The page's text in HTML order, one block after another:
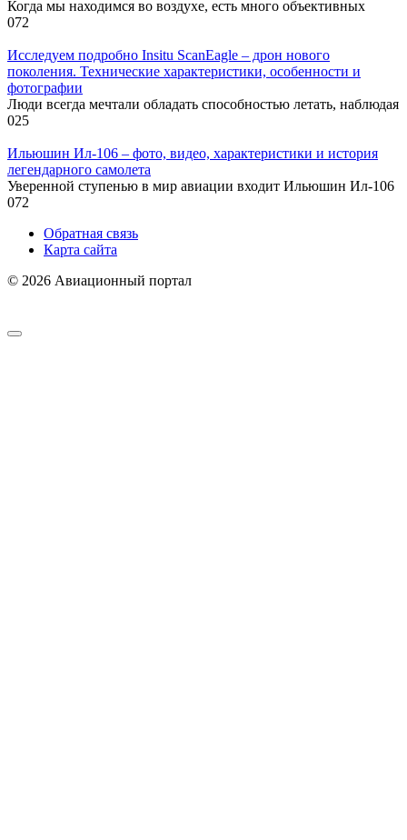
Когда мы находимся во воздухе, есть много объективных
072
Исследуем подробно Insitu ScanEagle – дрон нового
поколения. Технические характеристики, особенности и
фотографии
Люди всегда мечтали обладать способностью летать, наблюдая
025
Ильюшин Ил-106 – фото, видео, характеристики и история
легендарного самолета
Уверенной ступенью в мир авиации входит Ильюшин Ил-106
072
Обратная связь
Карта сайта
© 2026 Авиационный портал